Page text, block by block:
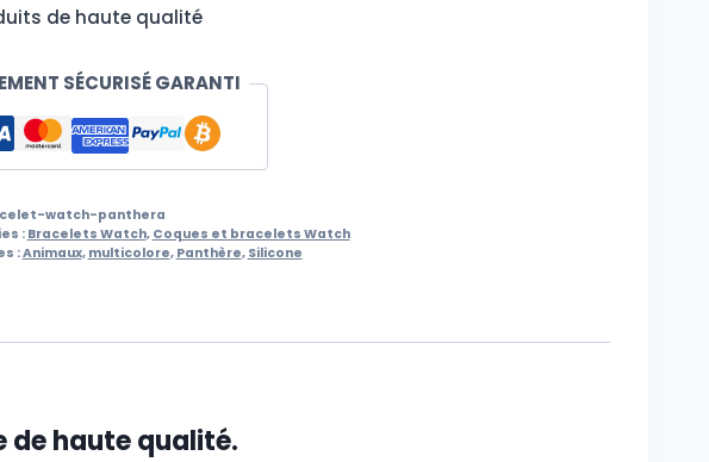
de haute qualité
SÉCURISÉ GARANTI
watch-panthera
:Bracelets Watch, Coques et bracelets Watch
:Animaux, multicolore, Panthère, Silicone
de haute qualité.